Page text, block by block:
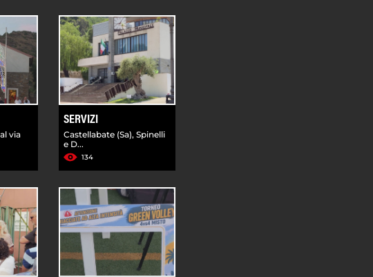
via
SERVIZI
Castellabate (Sa), Spinelli
e D...
134